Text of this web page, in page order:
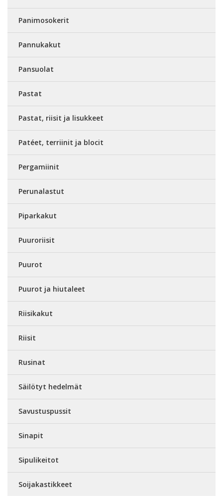
Panimosokerit
Pannukakut
Pansuolat
Pastat
Pastat, riisit ja lisukkeet
Patéet, terriinit ja blocit
Pergamiinit
Perunalastut
Piparkakut
Puuroriisit
Puurot
Puurot ja hiutaleet
Riisikakut
Riisit
Rusinat
Säilötyt hedelmät
Savustuspussit
Sinapit
Sipulikeitot
Soijakastikkeet